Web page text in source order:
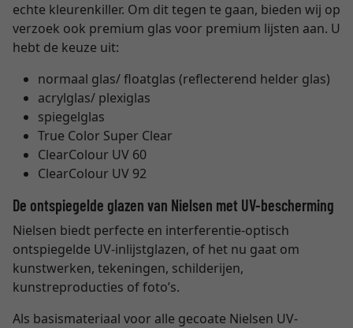
echte kleurenkiller. Om dit tegen te gaan, bieden wij op
verzoek ook premium glas voor premium lijsten aan. U
hebt de keuze uit:
normaal glas/ floatglas (reflecterend helder glas)
acrylglas/ plexiglas
spiegelglas
True Color Super Clear
ClearColour UV 60
ClearColour UV 92
De ontspiegelde glazen van Nielsen met UV-bescherming
Nielsen biedt perfecte en interferentie-optisch
ontspiegelde UV-inlijstglazen, of het nu gaat om
kunstwerken, tekeningen, schilderijen,
kunstreproducties of foto’s.
Als basismateriaal voor alle gecoate Nielsen UV-